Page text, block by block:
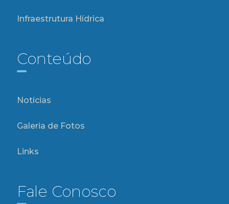
Infraestrutura Hídrica
Conteúdo
Notícias
Galeria de Fotos
Links
Fale Conosco